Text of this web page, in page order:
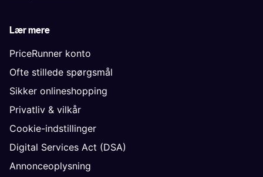
Lær mere
PriceRunner konto
Ofte stillede spørgsmål
Sikker onlineshopping
Privatliv & vilkår
Cookie-indstillinger
Digital Services Act (DSA)
Annonceoplysning